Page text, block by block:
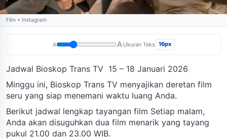
Film • Instagram
A A Ukuran Teks 16px
Jadwal Bioskop Trans TV 15 – 18 Januari 2026
Minggu ini, Bioskop Trans TV menyajikan deretan film
seru yang siap menemani waktu luang Anda.
Berikut jadwal lengkap tayangan film Setiap malam,
Anda akan disuguhkan dua film menarik yang tayang
pukul 21.00 dan 23.00 WIB.